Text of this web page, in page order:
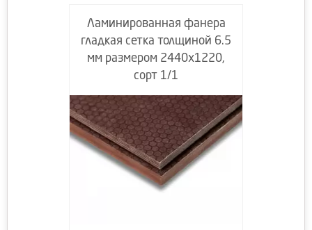
Ламинированная фанера
гладкая сетка толщиной 6.5
мм размером 2440х1220,
сорт 1/1